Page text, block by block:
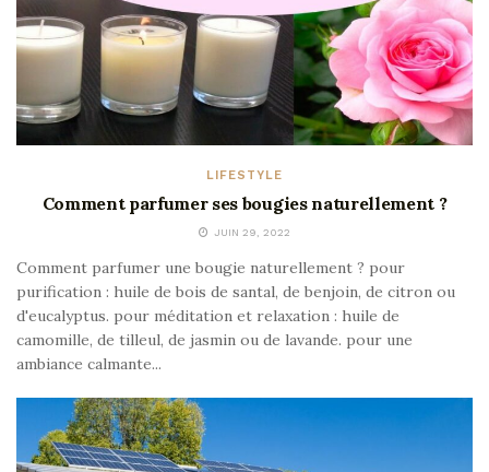
LIFESTYLE
Comment parfumer ses bougies naturellement ?
JUIN 29, 2022
Comment parfumer une bougie naturellement ? pour
purification : huile de bois de santal, de benjoin, de citron ou
d'eucalyptus. pour méditation et relaxation : huile de
camomille, de tilleul, de jasmin ou de lavande. pour une
ambiance calmante...